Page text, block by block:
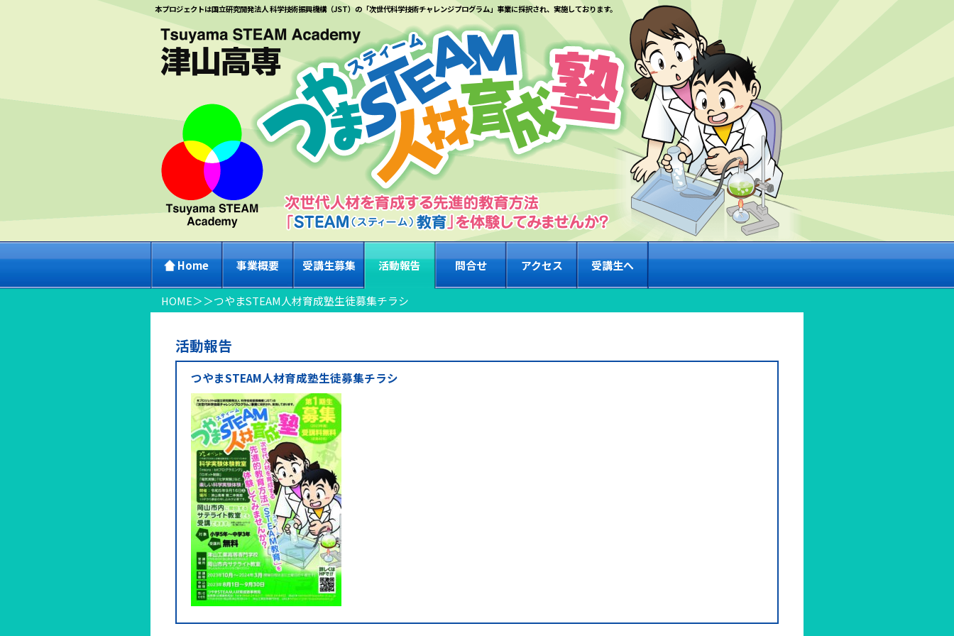
本プロジェクトは国立研究開発法人 科学技術振興機構（JST）の「次世代科学技術チャレンジプログラム」事業に採択され、実施しております。
Home 事業概要 受講生募集 活動報告 問合せ アクセス 受講生へ
HOME＞＞つやまSTEAM人材育成塾生徒募集チラシ
活動報告
つやまSTEAM人材育成塾生徒募集チラシ